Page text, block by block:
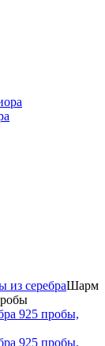
из серебраШарм